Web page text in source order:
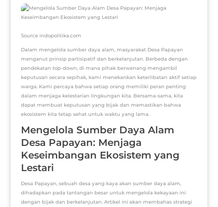
Source indopolitika.com
Dalam mengelola sumber daya alam, masyarakat Desa Papayan
menganut prinsip partisipatif dan berkelanjutan. Berbeda dengan
pendekatan top-down, di mana pihak berwenang mengambil
keputusan secara sepihak, kami menekankan keterlibatan aktif setiap
warga. Kami percaya bahwa setiap orang memiliki peran penting
dalam menjaga kelestarian lingkungan kita. Bersama-sama, kita
dapat membuat keputusan yang bijak dan memastikan bahwa
ekosistem kita tetap sehat untuk waktu yang lama.
Mengelola Sumber Daya Alam
Desa Papayan: Menjaga
Keseimbangan Ekosistem yang
Lestari
Desa Papayan, sebuah desa yang kaya akan sumber daya alam,
dihadapkan pada tantangan besar untuk mengelola kekayaan ini
dengan bijak dan berkelanjutan. Artikel ini akan membahas strategi